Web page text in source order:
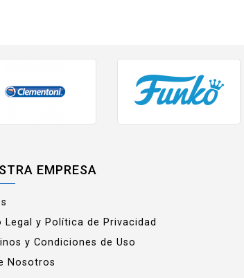
EMPRESA
Legal y Política de Privacidad
y Condiciones de Uso
Nosotros